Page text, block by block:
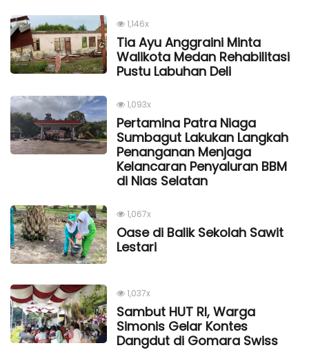
1,146x
Tia Ayu Anggraini Minta
Walikota Medan Rehabilitasi
Pustu Labuhan Deli
1,093x
Pertamina Patra Niaga
Sumbagut Lakukan Langkah
Penanganan Menjaga
Kelancaran Penyaluran BBM
di Nias Selatan
1,067x
Oase di Balik Sekolah Sawit
Lestari
1,037x
Sambut HUT RI, Warga
Simonis Gelar Kontes
Dangdut di Gomara Swiss